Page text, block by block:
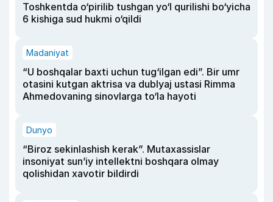
Toshkentda o‘pirilib tushgan yo‘l qurilishi bo‘yicha
6 kishiga sud hukmi o‘qildi
Madaniyat
“U boshqalar baxti uchun tug‘ilgan edi”. Bir umr
otasini kutgan aktrisa va dublyaj ustasi Rimma
Ahmedovaning sinovlarga to‘la hayoti
Dunyo
“Biroz sekinlashish kerak”. Mutaxassislar
insoniyat sun’iy intellektni boshqara olmay
qolishidan xavotir bildirdi